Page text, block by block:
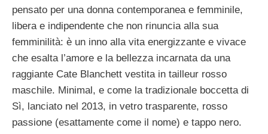
pensato per una donna contemporanea e femminile,
libera e indipendente che non rinuncia alla sua
femminilità: è un inno alla vita energizzante e vivace
che esalta l’amore e la bellezza incarnata da una
raggiante Cate Blanchett vestita in tailleur rosso
maschile. Minimal, e come la tradizionale boccetta di
Sì, lanciato nel 2013, in vetro trasparente, rosso
passione (esattamente come il nome) e tappo nero.